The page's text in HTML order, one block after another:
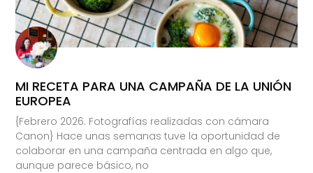
MI RECETA PARA UNA CAMPAÑA DE LA UNIÓN
EUROPEA
{Febrero 2026. Fotografías realizadas con cámara
Canon} Hace unas semanas tuve la oportunidad de
colaborar en una campaña centrada en algo que,
aunque parece básico, no